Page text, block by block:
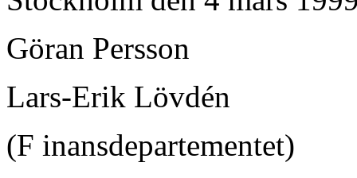
Göran Persson
Lars-Erik Lövdén
(F inansdepartementet)